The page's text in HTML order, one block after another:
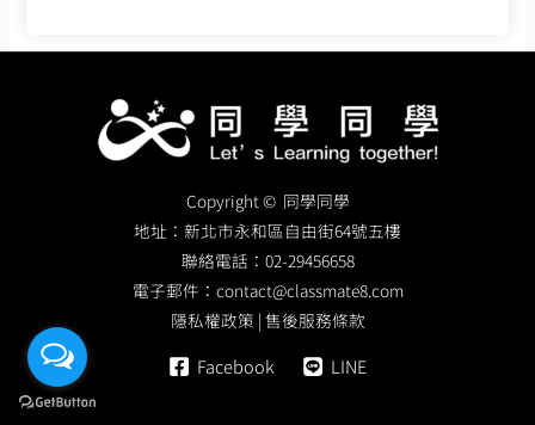
Copyright © 同學同學
地址： 新北市永和區自由街64號五樓
聯絡電話： 02-29456658
電子郵件： contact@classmate8.com
隱私權政策 | 售後服務條款
Facebook LINE